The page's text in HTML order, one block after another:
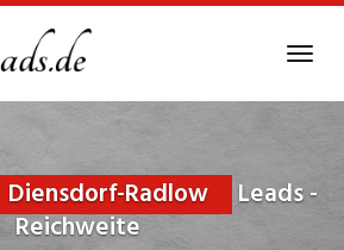
Diensdorf-Radlow
Leads -
Reichweite